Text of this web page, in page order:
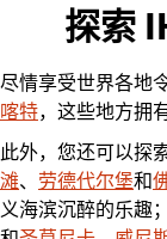
探索
尽情享受世界各地
喀特，这些地方拥
此外，您还可以探
滩、 劳德代尔堡和
义海滨沉醉的乐趣；